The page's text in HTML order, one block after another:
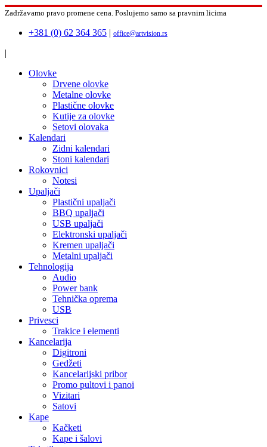
Zadržavamo pravo promene cena. Poslujemo samo sa pravnim licima
+381 (0) 62 364 365 | office@artvision.rs
|
Olovke
Drvene olovke
Metalne olovke
Plastične olovke
Kutije za olovke
Setovi olovaka
Kalendari
Zidni kalendari
Stoni kalendari
Rokovnici
Notesi
Upaljači
Plastični upaljači
BBQ upaljači
USB upaljači
Elektronski upaljači
Kremen upaljači
Metalni upaljači
Tehnologija
Audio
Power bank
Tehnička oprema
USB
Privesci
Trakice i elementi
Kancelarija
Digitroni
Gedžeti
Kancelarijski pribor
Promo pultovi i panoi
Vizitari
Satovi
Kape
Kačketi
Kape i šalovi